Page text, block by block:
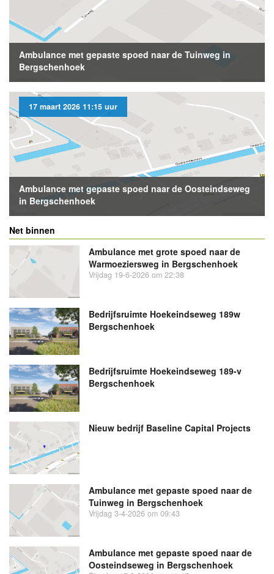
Ambulance met gepaste spoed naar de Tuinweg in
Bergschenhoek
17 maart 2026 11:15 uur
Ambulance met gepaste spoed naar de Oosteindseweg
in Bergschenhoek
Net binnen
Ambulance met grote spoed naar de
Warmoeziersweg in Bergschenhoek
Vrijdag 19-6-2026 om 22:38
Bedrijfsruimte Hoekeindseweg 189w
Bergschenhoek
Bedrijfsruimte Hoekeindseweg 189-v
Bergschenhoek
Nieuw bedrijf Baseline Capital Projects
Ambulance met gepaste spoed naar de
Tuinweg in Bergschenhoek
Vrijdag 3-4-2026 om 09:43
Ambulance met gepaste spoed naar de
Oosteindseweg in Bergschenhoek